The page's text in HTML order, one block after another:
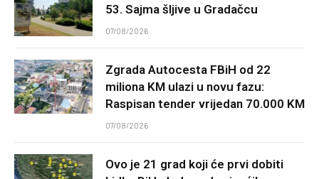
53. Sajma šljive u Gradačcu
07/08/2026
Zgrada Autocesta FBiH od 22
miliona KM ulazi u novu fazu:
Raspisan tender vrijedan 70.000 KM
07/08/2026
Ovo je 21 grad koji će prvi dobiti